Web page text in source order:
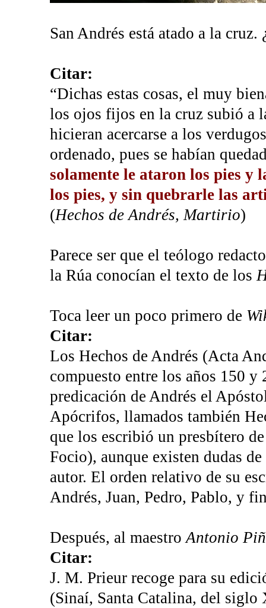
San Andrés está atado a la
Citar:
“Dichas estas cosas, el muy
los ojos fijos en la cruz subió a
hicieran acercarse a los
ordenado, pues se habían
solamente le ataron los pies y
los pies, y sin quebrarle las
(Hechos de Andrés, Martirio)
Parece ser que el teólogo
la Rúa conocían el texto de los
Toca leer un poco primero de
Citar:
Los Hechos de Andrés (Acta
compuesto entre los años 150 y
predicación de Andrés el
Apócrifos, llamados también
que los escribió un presbítero
Focio), aunque existen dudas
autor. El orden relativo de su
Andrés, Juan, Pedro, Pablo, y
Después, al maestro Antonio
Citar:
J. M. Prieur recoge para su
(Sinaí, Santa Catalina, del siglo